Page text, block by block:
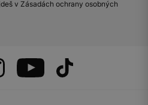
v Zásadách ochrany osobných